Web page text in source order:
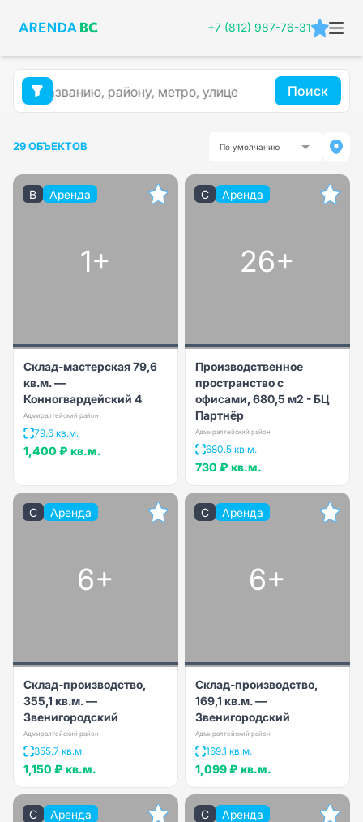
+7 (812) 987-76-31
Поиск
29 ОБЪЕКТОВ По умолчанию
B Аренда
1+
Склад-мастерская 79,6
кв.м. —
Конногвардейский 4
Адмиралтейский район
79.6 кв.м.
1,400 ₽ кв.м.
C Аренда
26+
Производственное
пространство с
офисами, 680,5 м2 - БЦ
Партнёр
Адмиралтейский район
680.5 кв.м.
730 ₽ кв.м.
C Аренда
6+
Склад-производство,
355,1 кв.м. —
Звенигородский
Адмиралтейский район
355.7 кв.м.
1,150 ₽ кв.м.
C Аренда
6+
Склад-производство,
169,1 кв.м. —
Звенигородский
Адмиралтейский район
169.1 кв.м.
1,099 ₽ кв.м.
C Аренда C Аренда